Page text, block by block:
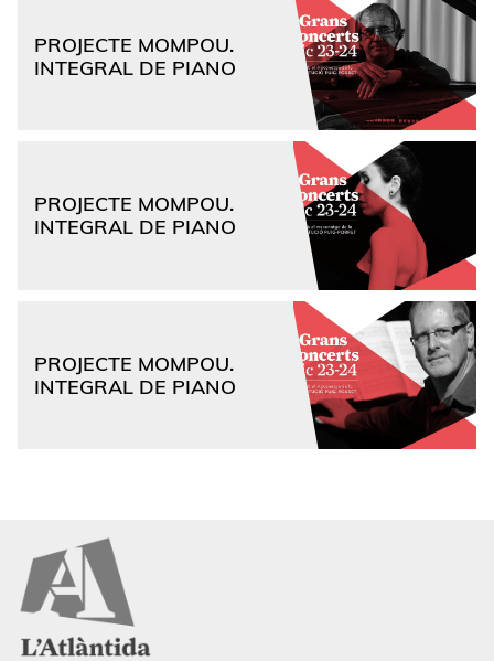
PROJECTE MOMPOU.
INTEGRAL DE PIANO
PROJECTE MOMPOU.
INTEGRAL DE PIANO
PROJECTE MOMPOU.
INTEGRAL DE PIANO